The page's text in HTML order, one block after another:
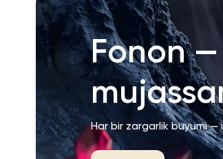
Fonon
Har bir zargarlik buyumi